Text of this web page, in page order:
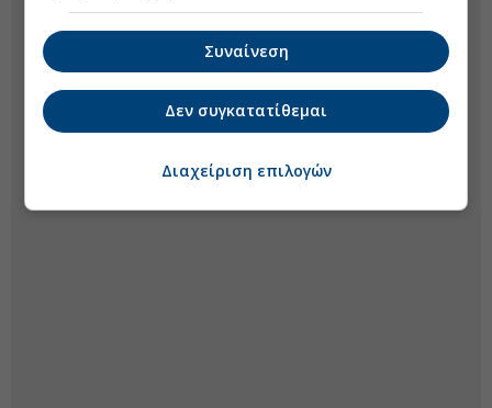
Συναίνεση
Δεν συγκατατίθεμαι
Διαχείριση επιλογών